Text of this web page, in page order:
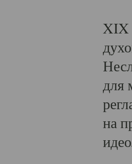
XIX
для
на